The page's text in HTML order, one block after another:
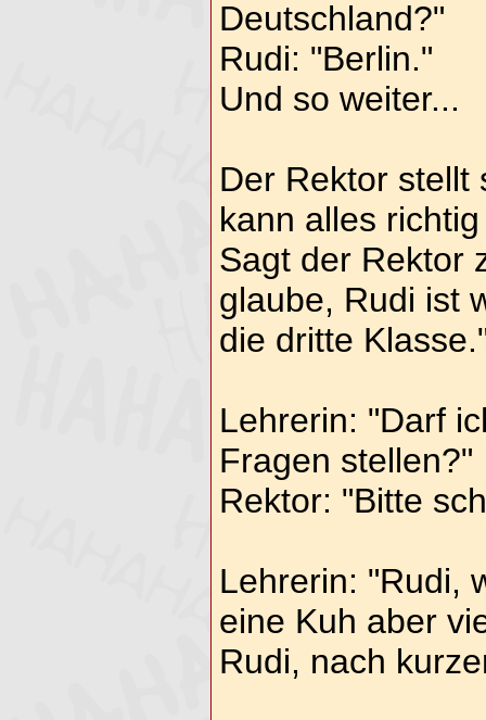
Deutschland?"
Rudi: "Berlin."
Und so weiter...
Der Rektor stellt
kann alles
Sagt der Rektor
glaube, Rudi ist
die dritte
Lehrerin: "Darf
Fragen stellen?"
Rektor: "Bitte
Lehrerin: "Rudi,
eine Kuh aber
Rudi, nach